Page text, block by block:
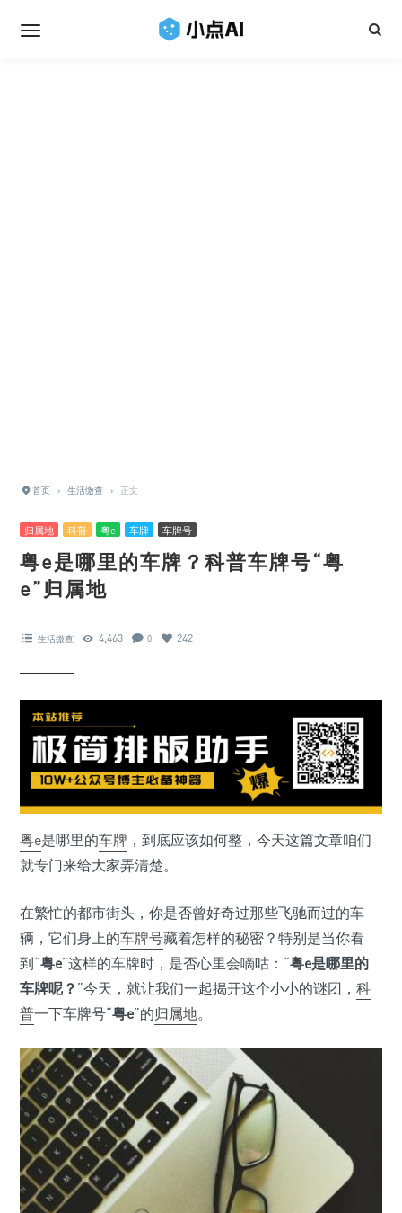
首页 › 生活缴查 › 正文
归属地 科普 粤e 车牌 车牌号
粤e是哪里的车牌？科普车牌号“粤
e”归属地
生活缴查 4,463 0 242
粤e是哪里的车牌 ，到底应该如何整，今天这篇文章咱们
就专门来给大家弄清楚。
在繁忙的都市街头，你是否曾好奇过那些飞驰而过的车
辆，它们身上的车牌号藏着怎样的秘密？特别是当你看
到“粤e”这样的车牌时，是否心里会嘀咕：“粤e是哪里的
车牌呢？ ”今天，就让我们一起揭开这个小小的谜团， 科
普一下车牌号“粤e”的归属地。